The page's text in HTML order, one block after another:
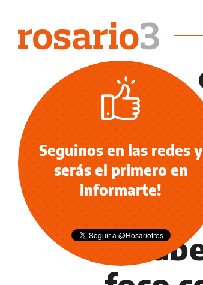
OCIO
Pichi
Seguinos en las redes y
serás el primero en
informarte!